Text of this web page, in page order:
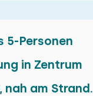
5-Personen
in Zentrum
nah am Strand.
August 2026